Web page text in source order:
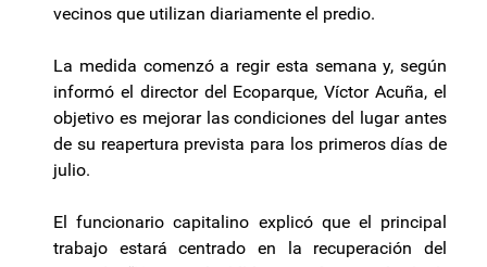
vecinos que utilizan diariamente el predio.
La medida comenzó a regir esta semana y, según
informó el director del Ecoparque, Víctor Acuña, el
objetivo es mejorar las condiciones del lugar antes
de su reapertura prevista para los primeros días de
julio.
El funcionario capitalino explicó que el principal
trabajo estará centrado en la recuperación del